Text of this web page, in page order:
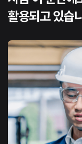
활용되고 있습